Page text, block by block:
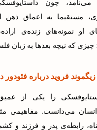
می‌نامد، چون
مستقیما به اعماق ذهن
او نمونه‌های زنده‌ی
که نیچه بعدها به زبان
زیگموند فرویددرباره فئودور
را یکی از
انسان می‌دانست. مفاهیمی
رابطه‌ی پدر و فرزند و